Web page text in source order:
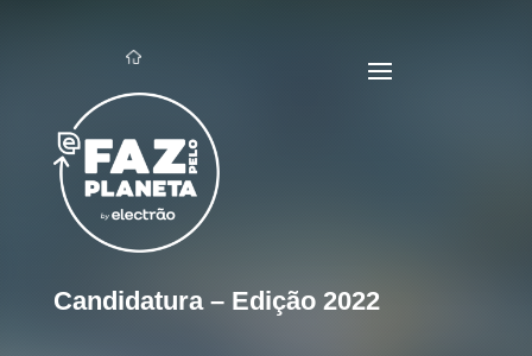
Candidatura – Edição 2022